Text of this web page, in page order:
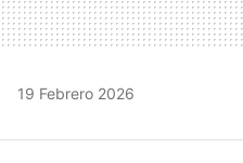
19 Febrero 2026